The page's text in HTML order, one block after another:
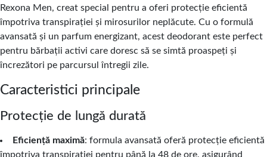
Rexona Men, creat special pentru a oferi protecție eficientă
împotriva transpirației și mirosurilor neplăcute. Cu o formulă
avansată și un parfum energizant, acest deodorant este perfect
pentru bărbații activi care doresc să se simtă proaspeți și
încrezători pe parcursul întregii zile.
Caracteristici principale
Protecție de lungă durată
Eficiență maximă: formula avansată oferă protecție eficientă
împotriva transpirației pentru până la 48 de ore, asigurând